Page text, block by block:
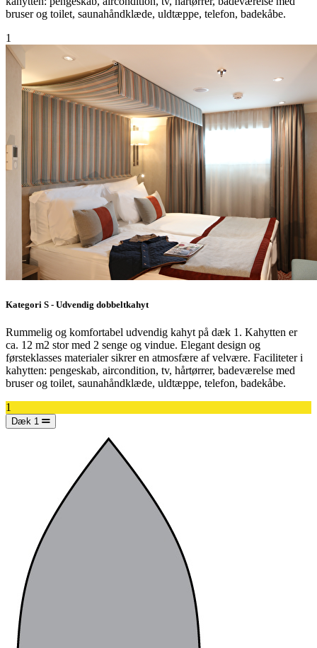
bruser og toilet, saunahåndklæde, uldtæppe, telefon, badekåbe.
1
Kategori S - Udvendig dobbeltkahyt
Rummelig og komfortabel udvendig kahyt på dæk 1. Kahytten er
ca. 12 m2 stor med 2 senge og vindue. Elegant design og
førsteklasses materialer sikrer en atmosfære af velvære. Faciliteter i
kahytten: pengeskab, aircondition, tv, hårtørrer, badeværelse med
bruser og toilet, saunahåndklæde, uldtæppe, telefon, badekåbe.
1
Dæk 1